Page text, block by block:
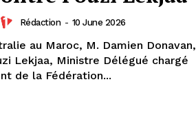
Rédaction - 10 June 2026
au Maroc, M. Damien Donavan,
Lekjaa, Ministre Délégué chargé
de la Fédération...